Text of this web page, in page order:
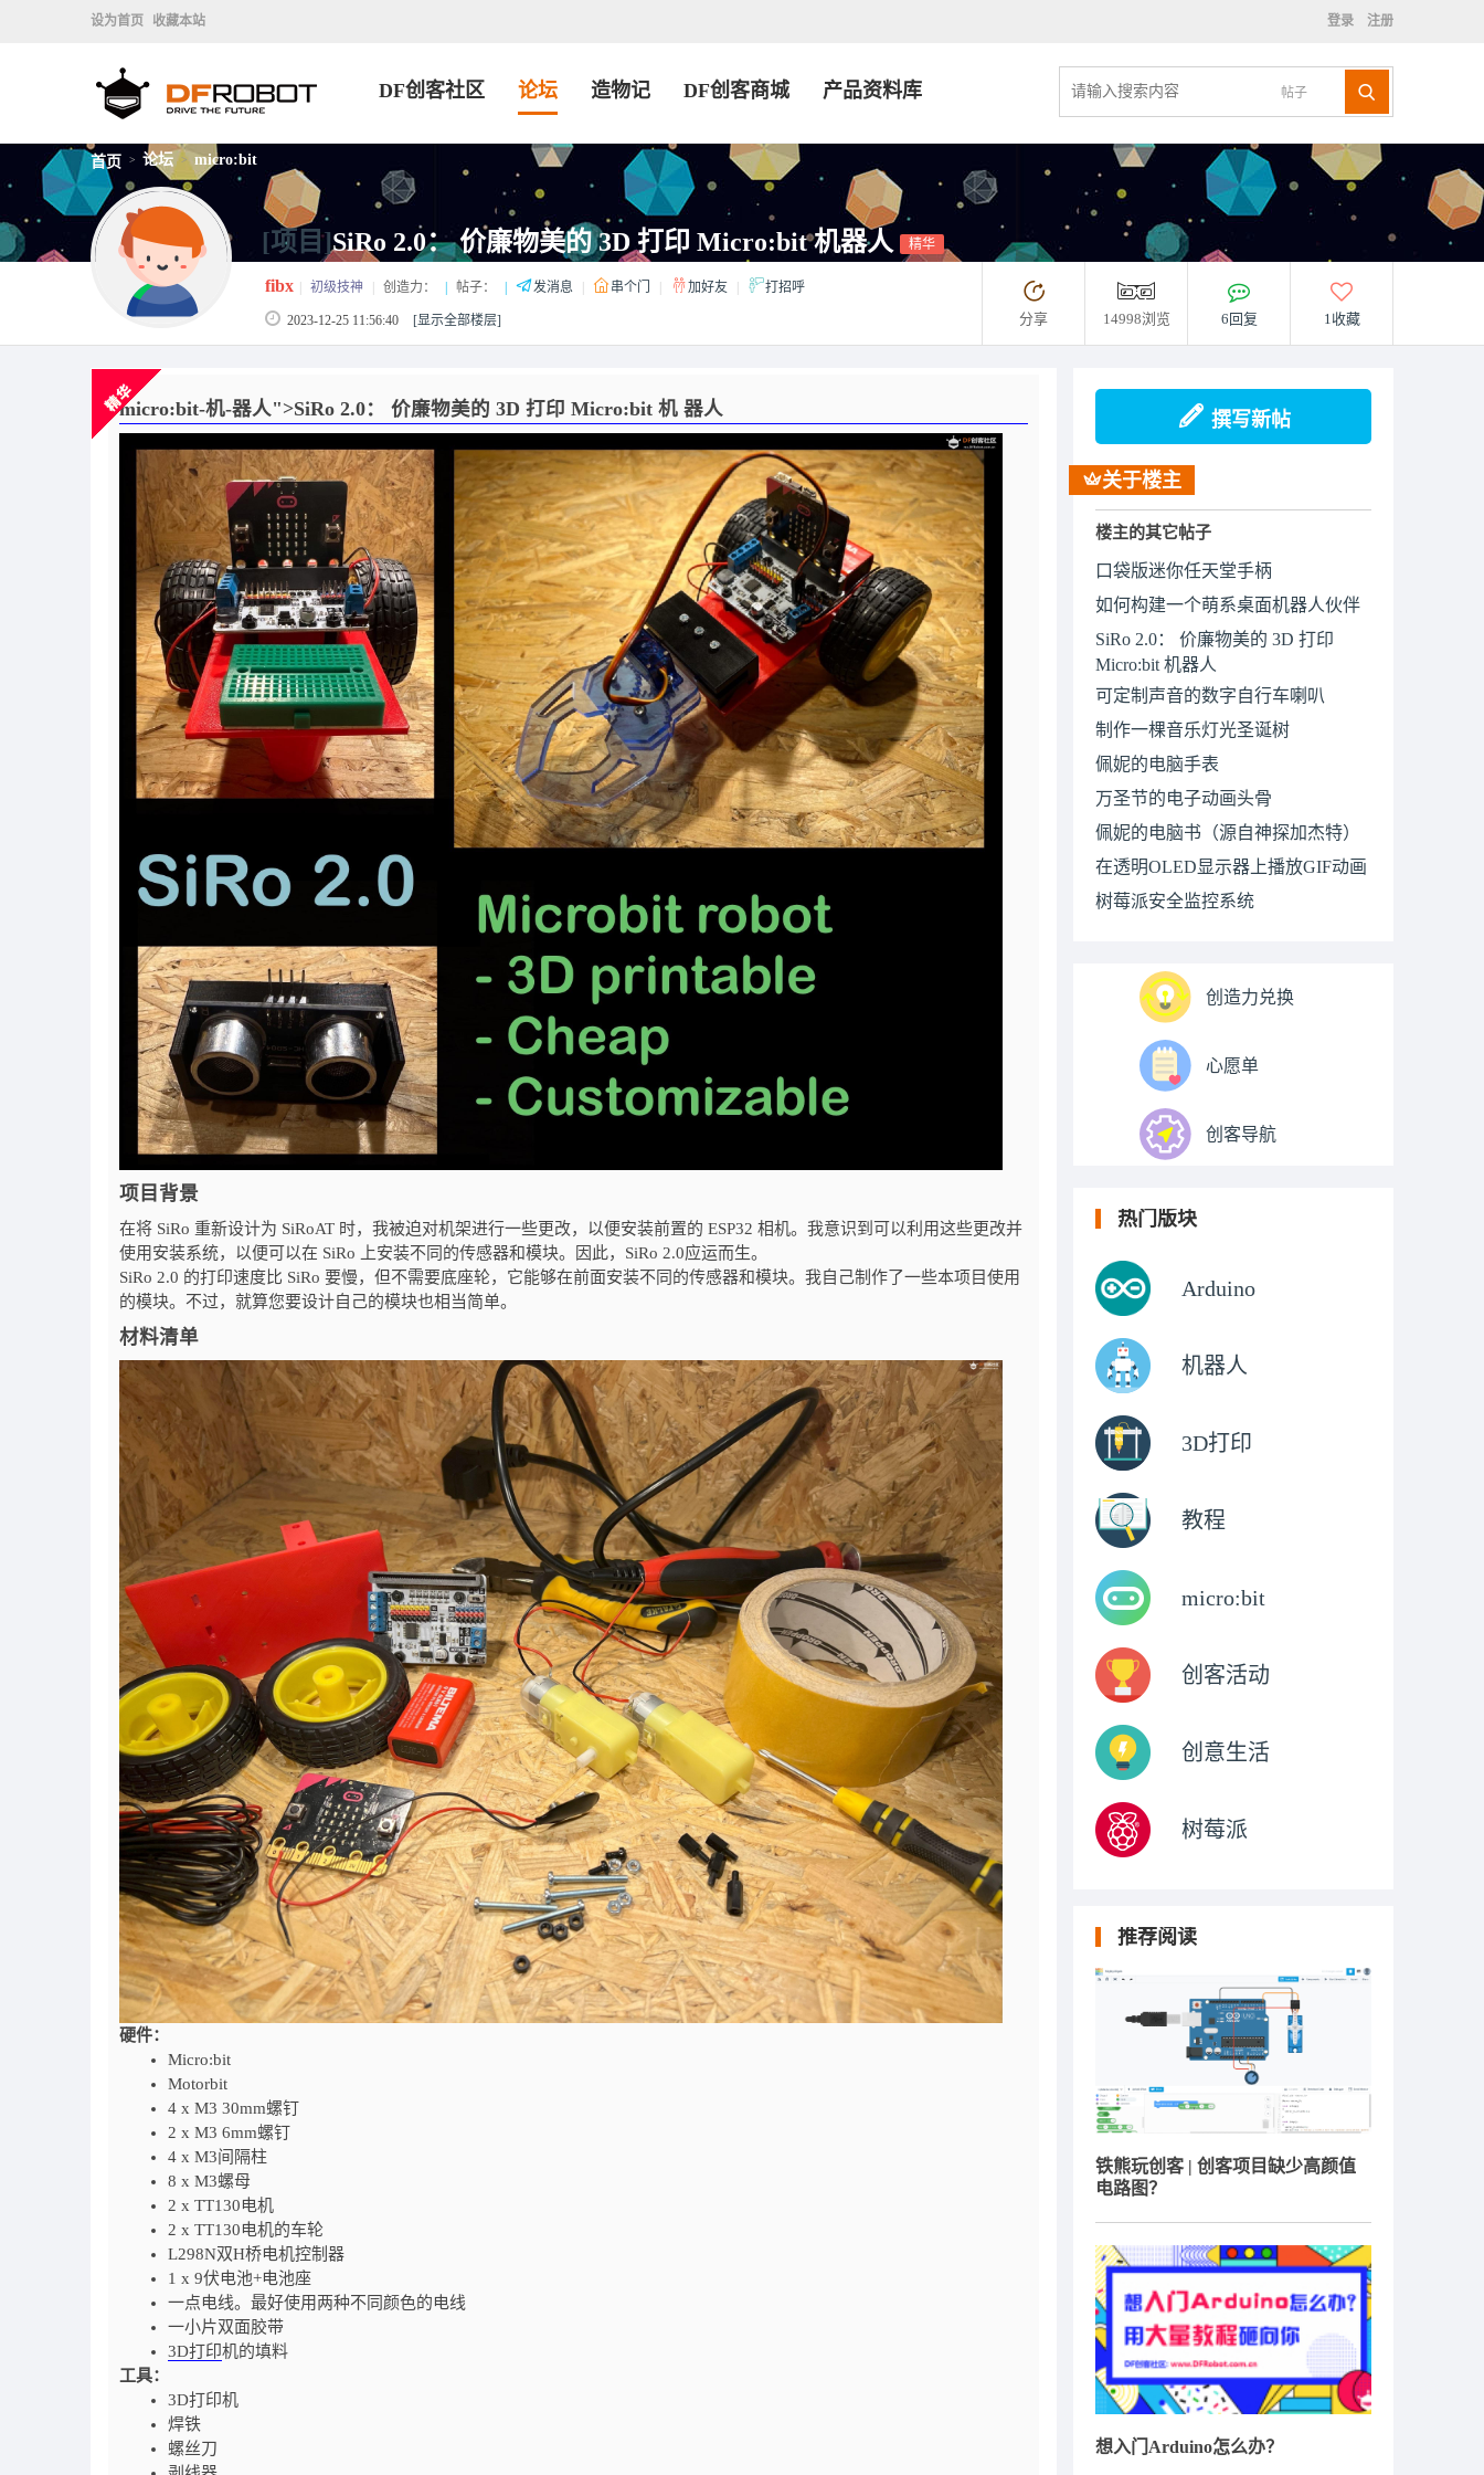
设为首页 收藏本站 登录 注册
帖子
DF创客社区 论坛 造物记 DF创客商城 产品资料库
首页 > 论坛 > micro:bit
[项目]SiRo 2.0： 价廉物美的 3D 打印 Micro:bit 机器人 精华
fibx 初级技神 创造力： 帖子： 发消息 串个门 加好友 打招呼
2023-12-25 11:56:40 [显示全部楼层] 分享 14998浏览 6回复 1收藏
micro:bit-机-器人">SiRo 2.0： 价廉物美的 3D 打印 Micro:bit 机 器人
项目背景
在将 SiRo 重新设计为 SiRoAT 时，我被迫对机架进行一些更改，以便安装前置的 ESP32 相机。我意识到可以利用这些更改并
使用安装系统，以便可以在 SiRo 上安装不同的传感器和模块。因此，SiRo 2.0应运而生。
SiRo 2.0 的打印速度比 SiRo 要慢，但不需要底座轮，它能够在前面安装不同的传感器和模块。我自己制作了一些本项目使用
的模块。不过，就算您要设计自己的模块也相当简单。
材料清单
硬件：
Micro:bit
Motorbit
4 x M3 30mm螺钉
2 x M3 6mm螺钉
4 x M3间隔柱
8 x M3螺母
2 x TT130电机
2 x TT130电机的车轮
L298N双H桥电机控制器
1 x 9伏电池+电池座
一点电线。最好使用两种不同颜色的电线
一小片双面胶带
3D打印机的填料
工具：
3D打印机
焊铁
螺丝刀
撰写新帖
关于楼主
楼主的其它帖子
口袋版迷你任天堂手柄
如何构建一个萌系桌面机器人伙伴
SiRo 2.0： 价廉物美的 3D 打印
Micro:bit 机器人
可定制声音的数字自行车喇叭
制作一棵音乐灯光圣诞树
佩妮的电脑手表
万圣节的电子动画头骨
佩妮的电脑书（源自神探加杰特）
在透明OLED显示器上播放GIF动画
树莓派安全监控系统
创造力兑换
心愿单
创客导航
热门版块
Arduino
机器人
3D打印
教程
micro:bit
创客活动
创意生活
树莓派
推荐阅读
铁熊玩创客 | 创客项目缺少高颜值
电路图？
想入门Arduino怎么办？